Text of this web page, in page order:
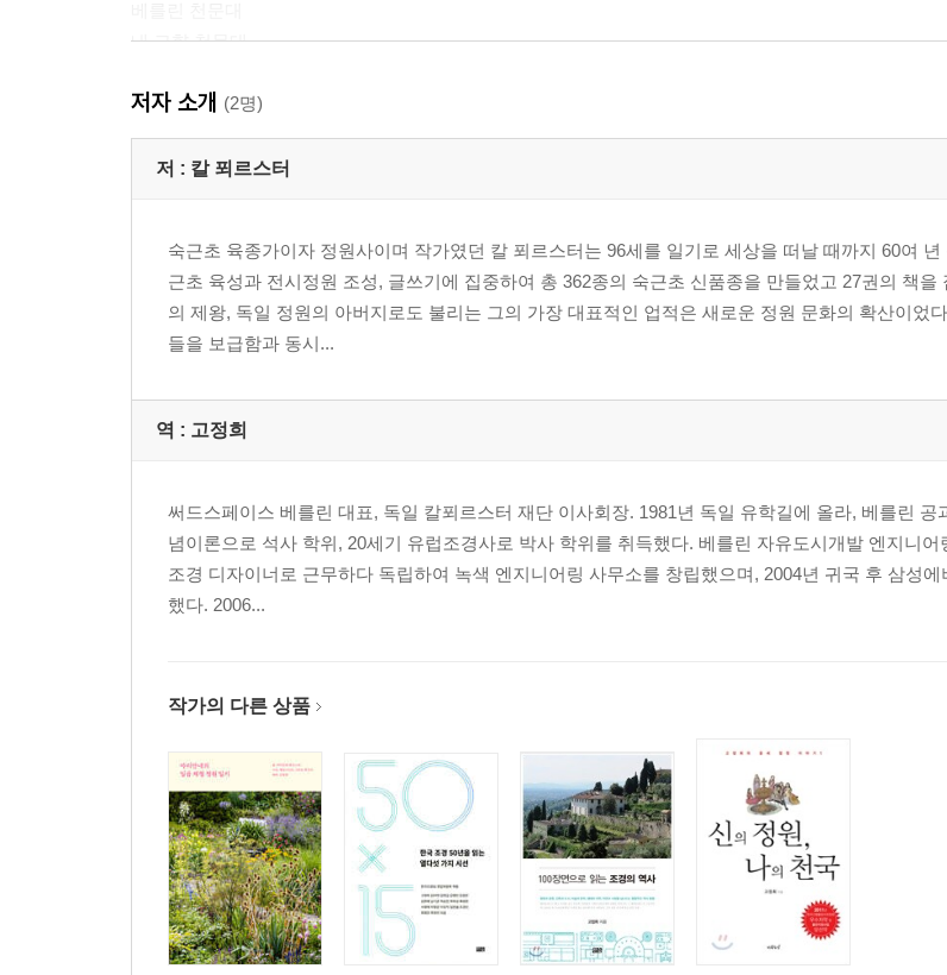
내 고향 천문대
2장. 봄, 길을 떠나 전력질주하다
슈베린에서의 정원사 교육
젊은 날의 기록(2)
젊은 시절의 요양 기간
젊은 날의 기록(3)
10년 동안의 유럽 종단
푀르스터의 세계로 입문하는 열쇠
신과 자연
포츠담 보르님에서
월동이 잘되고 오래 사는 꽃피는 숙근초란 무엇인가
구시대 정원과 신시대의 정원이란 무엇인가
제비고깔 찬가
제비고깔과 고딕 성당
파란빛 시간들
저자 소개 (2명)
저 : 칼 푀르스터
숙근초 육종가이자 정원사이며 작가였던 칼 푀르스터는 96세를 일기로 세상을 떠날 때까지 60여
근초 육성과 전시정원 조성, 글쓰기에 집중하여 총 362종의 숙근초 신품종을 만들었고 27권의 책을
의 제왕, 독일 정원의 아버지로도 불리는 그의 가장 대표적인 업적은 새로운 정원 문화의 확산이었
들을 보급함과 동시...
역 : 고정희
써드스페이스 베를린 대표, 독일 칼푀르스터 재단 이사회장. 1981년 독일 유학길에 올라, 베를린 공
념이론으로 석사 학위, 20세기 유럽조경사로 박사 학위를 취득했다. 베를린 자유도시개발 엔지니
조경 디자이너로 근무하다 독립하여 녹색 엔지니어링 사무소를 창립했으며, 2004년 귀국 후 삼성
했다. 2006...
작가의 다른 상품